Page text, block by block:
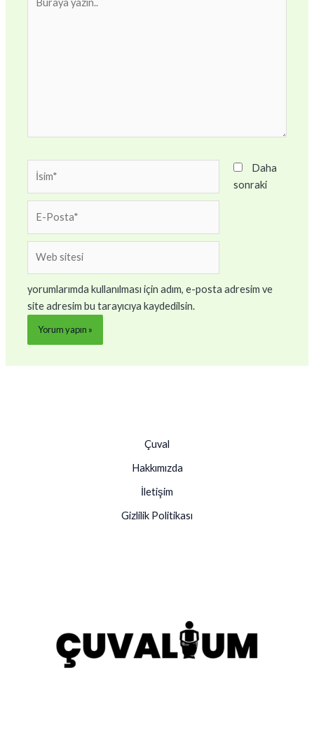
yazın..
Posta*
Daha
sonraki
yorumlarımda kullanılması için adım, e-posta adresim ve
site adresim bu tarayıcıya kaydedilsin.
Çuval
Hakkımızda
İletişim
Gizlilik Politikası